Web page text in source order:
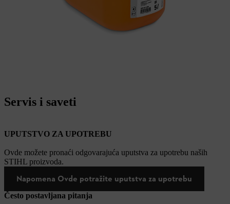
Servis i saveti
UPUTSTVO ZA UPOTREBU
Ovde možete pronaći odgovarajuća uputstva za upotrebu naših
STIHL proizvoda.
Napomena Ovde potražite uputstva za upotrebu
Često postavljana pitanja